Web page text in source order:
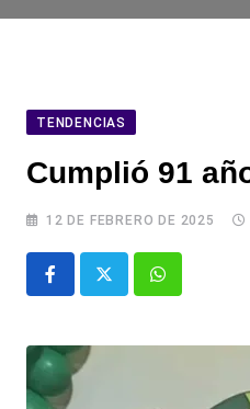
TENDENCIAS
Cumplió 91
12 DE FEBRERO DE 2025
Whatsapp